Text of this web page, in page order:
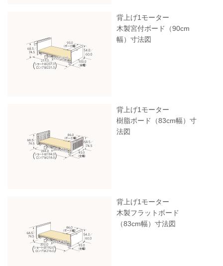
背上げ1モーター
木製宮付ボード（90cm
幅）寸法図
背上げ1モーター
樹脂ボード（83cm幅）寸
法図
背上げ1モーター
木製フラットボード
（83cm幅）寸法図